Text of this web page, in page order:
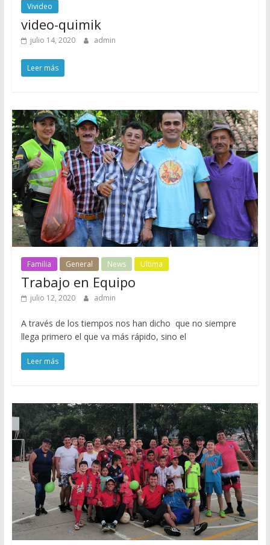
Vivideo
video-quimik
julio 14, 2020 admin
Leer más
Familia General News Ultima
Trabajo en Equipo
julio 12, 2020 admin
A través de los tiempos nos han dicho que no siempre
llega primero el que va más rápido, sino el
Leer más